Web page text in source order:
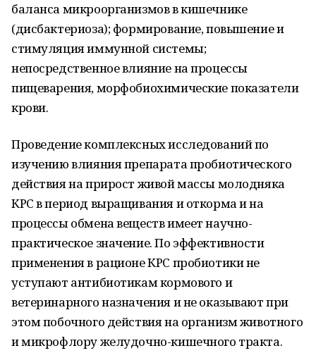
баланса микроорганизмов в кишечнике
(дисбактериоза); формирование, повышение и
стимуляция иммунной системы;
непосредственное влияние на процессы
пищеварения, морфобиохимические показатели
крови.
Проведение комплексных исследований по
изучению влияния препарата пробиотического
действия на прирост живой массы молодняка
КРС в период выращивания и откорма и на
процессы обмена веществ имеет научно-
практическое значение. По эффективности
применения в рационе КРС пробиотики не
уступают антибиотикам кормового и
ветеринарного назначения и не оказывают при
этом побочного действия на организм животного
и микрофлору желудочно-кишечного тракта.